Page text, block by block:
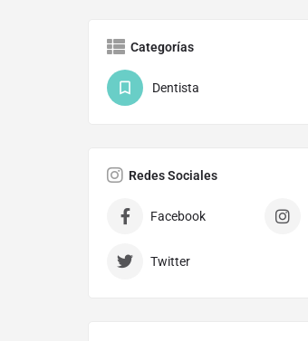
Categorías
Dentista
Redes Sociales
Facebook
Twitter